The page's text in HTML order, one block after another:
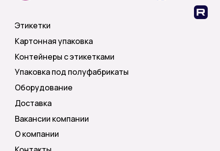
Этикетки
Картонная упаковка
Контейнеры с этикетками
Упаковка под полуфабрикаты
Оборудование
Доставка
Вакансии компании
О компании